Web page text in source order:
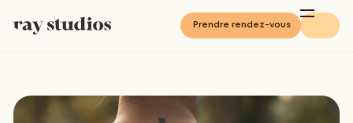
Prendre rendez-vous